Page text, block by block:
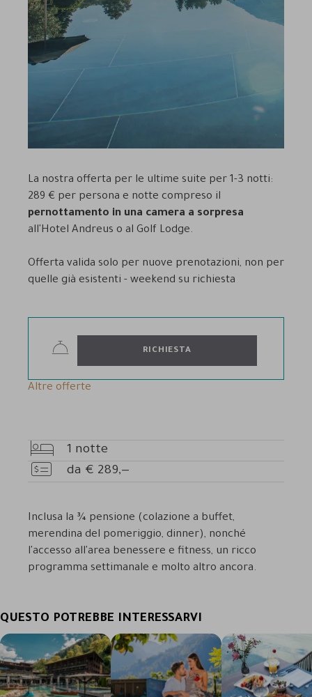
La nostra offerta per le ultime suite per 1-3 notti:
289 € per persona e notte compreso il
pernottamento in una camera a sorpresa
all'Hotel Andreus o al Golf Lodge.
Offerta valida solo per nuove prenotazioni, non per
quelle già esistenti - weekend su richiesta
RICHIESTA
Altre offerte
Pernottamenti
1 notte
Prezzo
da € 289,—
Inclusa la ¾ pensione (colazione a buffet,
merendina del pomeriggio, dinner), nonché
l'accesso all'area benessere e fitness, un ricco
programma settimanale e molto altro ancora.
QUESTO POTREBBE INTERESSARVI